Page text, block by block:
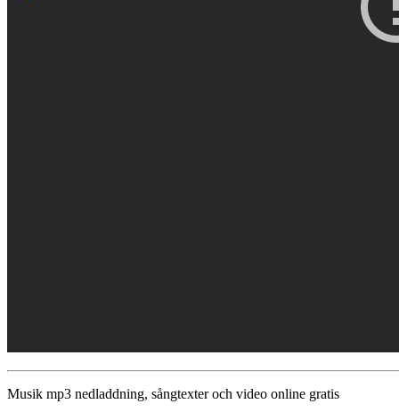
Musik mp3 nedladdning, sångtexter och video online gratis